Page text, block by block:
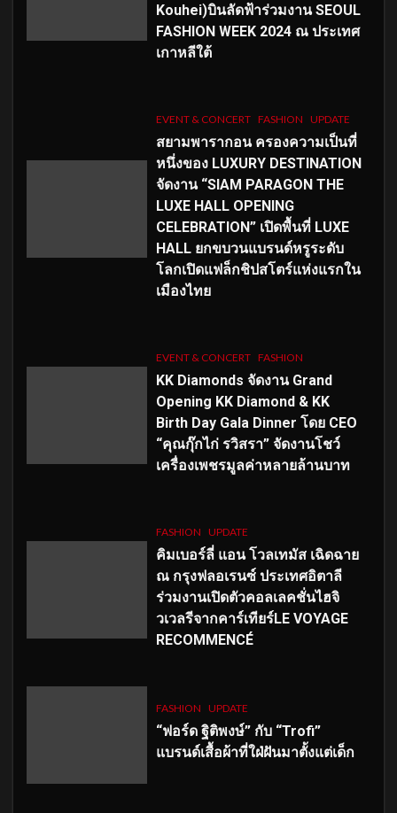
Kouhei)บินลัดฟ้าร่วมงาน SEOUL
FASHION WEEK 2024 ณ ประเทศ
เกาหลีใต้
EVENT & CONCERT FASHION UPDATE
สยามพารากอน ครองความเป็นที่
หนึ่งของ LUXURY DESTINATION
จัดงาน “SIAM PARAGON THE
LUXE HALL OPENING
CELEBRATION” เปิดพื้นที่ LUXE
HALL ยกขบวนแบรนด์หรูระดับ
โลกเปิดแฟล็กชิปสโตร์แห่งแรกใน
เมืองไทย
EVENT & CONCERT FASHION
KK Diamonds จัดงาน Grand
Opening KK Diamond & KK
Birth Day Gala Dinner โดย CEO
“คุณกุ๊กไก่ รวิสรา” จัดงานโชว์
เครื่องเพชรมูลค่าหลายล้านบาท
FASHION UPDATE
คิมเบอร์ลี่ แอน โวลเทมัส เฉิดฉาย
ณ กรุงฟลอเรนซ์ ประเทศอิตาลี
ร่วมงานเปิดตัวคอลเลคชั่นไฮจิ
วเวลรีจากคาร์เทียร์LE VOYAGE
RECOMMENCÉ
FASHION UPDATE
“ฟอร์ด ฐิติพงษ์” กับ “Trofi”
แบรนด์เสื้อผ้าที่ใฝ่ฝันมาตั้งแต่เด็ก